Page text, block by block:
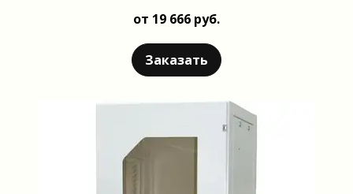
от 19 666 руб.
Заказать